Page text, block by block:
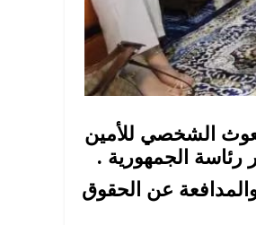
الشخصي للأمين
رئاسة الجمهورية .
عن الحقوق